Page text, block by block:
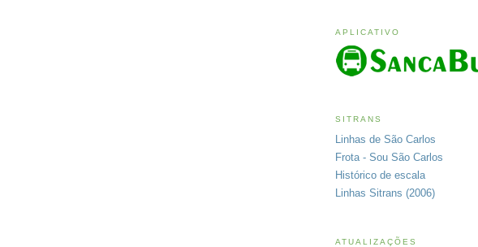
APLICATIVO
SITRANS
Linhas de São Carlos
Frota - Sou São Carlos
Histórico de escala
Linhas Sitrans (2006)
ATUALIZAÇÕES